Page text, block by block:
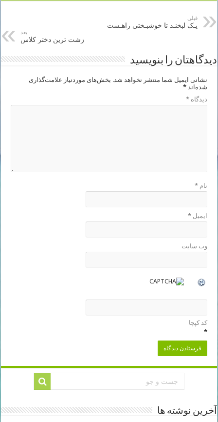
قبلی
یـک لبخنـد تا خوشبـختی راهـست
بعد
زشت ترین دختر کلاس
دیدگاهتان را بنویسید
نشانی ایمیل شما منتشر نخواهد شد. بخش‌های موردنیاز علامت‌گذاری
شده‌اند*
دیدگاه*
نام*
ایمیل*
وب‌ سایت
کد کپچا
*
آخرین نوشته ها